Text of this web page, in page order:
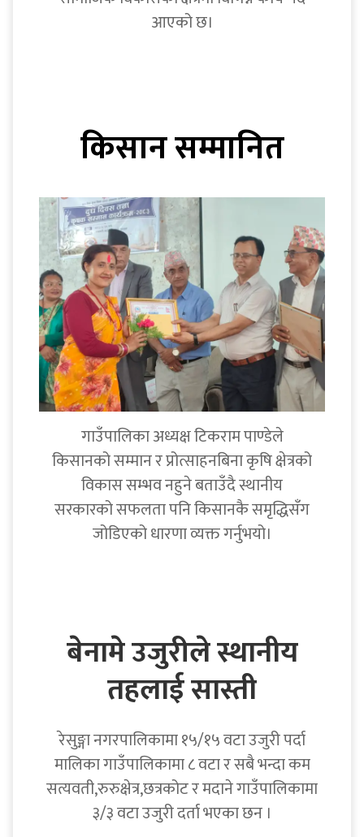
आएको छ।
किसान सम्मानित
गाउँपालिका अध्यक्ष टिकराम पाण्डेले
किसानको सम्मान र प्रोत्साहनबिना कृषि क्षेत्रको
विकास सम्भव नहुने बताउँदै स्थानीय
सरकारको सफलता पनि किसानकै समृद्धिसँग
जोडिएको धारणा व्यक्त गर्नुभयो।
बेनामे उजुरीले स्थानीय
तहलाई सास्ती
रेसुङ्गा नगरपालिकामा १५/१५ वटा उजुरी पर्दा
मालिका गाउँपालिकामा ८ वटा र सबै भन्दा कम
सत्यवती,रुरुक्षेत्र,छत्रकोट र मदाने गाउँपालिकामा
३/३ वटा उजुरी दर्ता भएका छन ।